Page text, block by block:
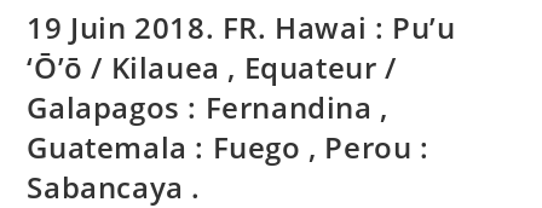
Sabancaya
.
19 Juin 2018. FR. Hawai : Pu’u
‘Ō’ō / Kilauea , Equateur /
Galapagos : Fernandina ,
Guatemala : Fuego , Perou :
Sabancaya .